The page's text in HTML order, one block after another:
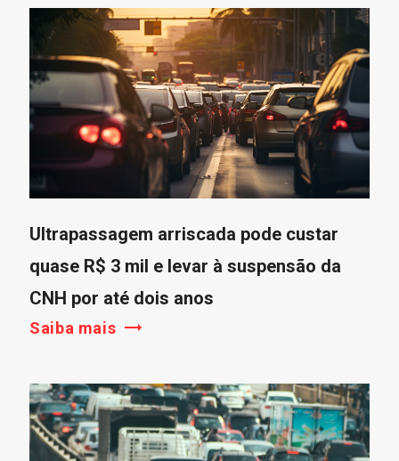
Ultrapassagem arriscada pode custar
quase R$ 3 mil e levar à suspensão da
CNH por até dois anos
Saiba mais